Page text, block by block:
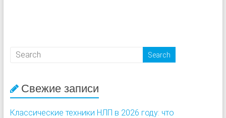
Свежие записи
Классические техники НЛП в 2026 году: что